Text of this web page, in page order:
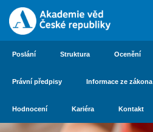
Poslání Struktura Ocenění
Právní předpisy Informace ze zákona
Hodnocení Kariéra Kontakt